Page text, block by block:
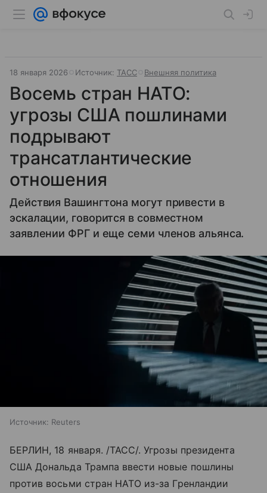
18 января 2026 Источник: ТАСС Внешняя политика
Восемь стран НАТО:
угрозы США пошлинами
подрывают
трансатлантические
отношения
Действия Вашингтона могут привести в
эскалации, говорится в совместном
заявлении ФРГ и еще семи членов альянса.
Источник: Reuters
БЕРЛИН, 18 января. /ТАСС/. Угрозы президента
США Дональда Трампа ввести новые пошлины
против восьми стран НАТО из-за Гренландии